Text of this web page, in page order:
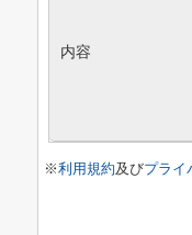
内容
※利用規約及びプライ